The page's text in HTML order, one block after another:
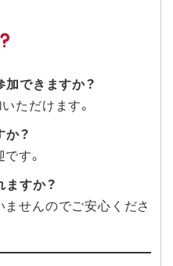
できますか？
ただけます。
？
す。
ますか？
せんのでご安心くださ